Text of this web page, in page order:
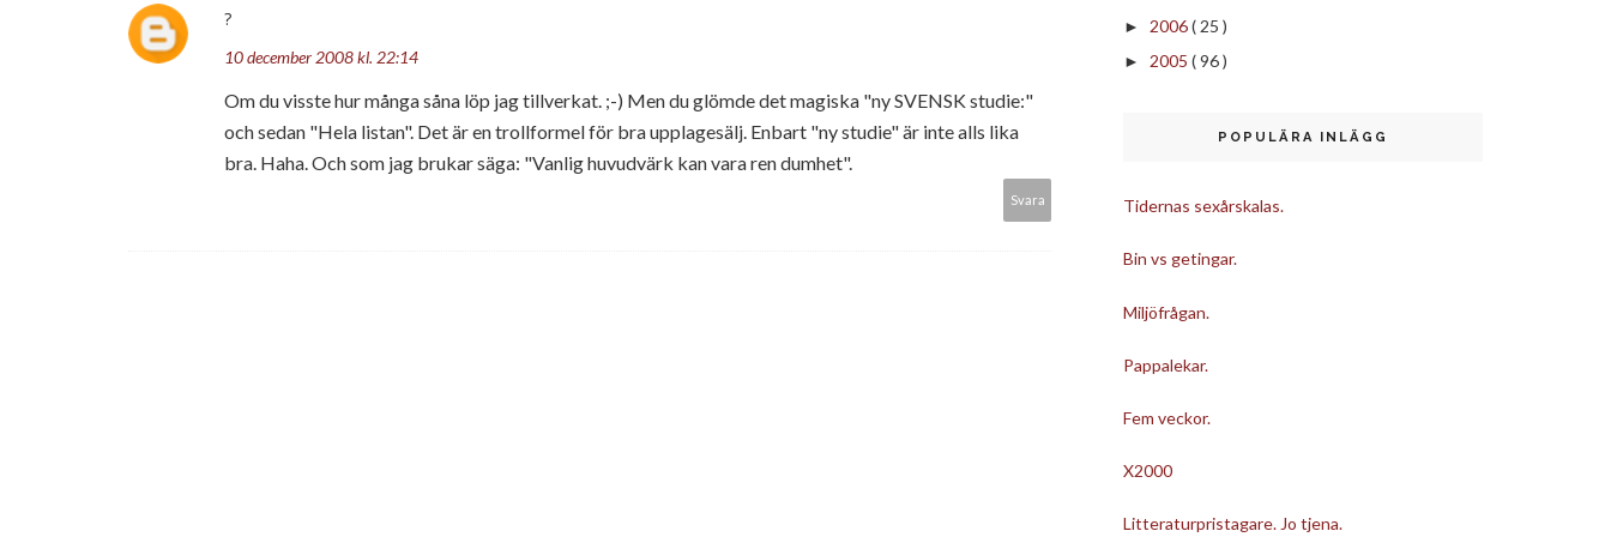
?
10 december 2008 kl. 22:14
Om du visste hur många såna löp jag tillverkat. ;-) Men du glömde det magiska "ny SVENSK studie:"
och sedan "Hela listan". Det är en trollformel för bra upplagesälj. Enbart "ny studie" är inte alls lika
bra. Haha. Och som jag brukar säga: "Vanlig huvudvärk kan vara ren dumhet".
Svara
► 2006( 25 )
► 2005 ( 96 )
POPULÄRA INLÄGG
Tidernas sexårskalas.
Bin vs getingar.
Miljöfrågan.
Pappalekar.
Fem veckor.
X2000
Litteraturpristagare. Jo tjena.